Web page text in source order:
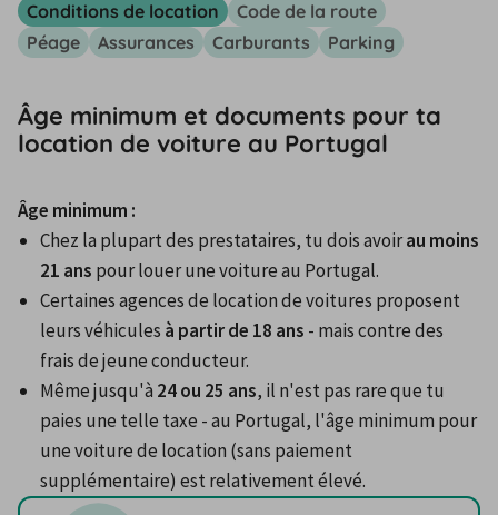
Conditions de location
Code de la route
Péage
Assurances Carburants Parking
Âge minimum et documents pour ta
location de voiture au Portugal
Âge minimum :
Chez la plupart des prestataires, tu dois avoir au moins
21 ans pour louer une voiture au Portugal.
Certaines agences de location de voitures proposent
leurs véhicules à partir de 18 ans - mais contre des
frais de jeune conducteur.
Même jusqu'à 24 ou 25 ans, il n'est pas rare que tu
paies une telle taxe - au Portugal, l'âge minimum pour
une voiture de location (sans paiement
supplémentaire) est relativement élevé.